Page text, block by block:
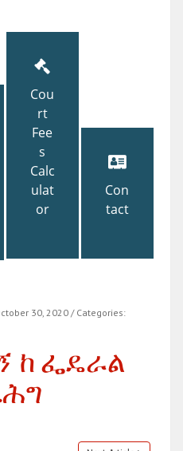
Cou
rt
Fee
s
Calc
ulat
or
Con
tact
30, 2020 / Categories:
ከ ፌዴራል